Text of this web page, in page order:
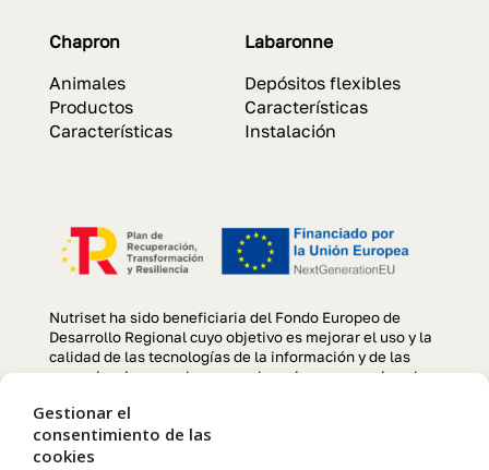
Gestionar el
consentimiento de las
cookies
Chapron
Animales
Productos
Características
Labaronne
Depósitos flexibles
Características
Instalación
Nutriset ha sido beneficiaria del Fondo Europeo de
Desarrollo Regional cuyo objetivo es mejorar el uso y la
calidad de las tecnologías de la información y de las
comunicaciones y el acceso a las mismas y gracias al
optimización de la página web, para la mejora de
competitividad y productividad de la empresa durante el
año 2022. Para ello ha contado con el apoyo del